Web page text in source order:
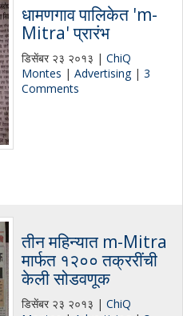
धामणगाव पालिकेत 'm-
Mitra' प्रारंभ
डिसेंबर २३ २०१३ | ChiQ
Montes | Advertising| 3
Comments
तीन महिन्यात m-Mitra
मार्फत १२०० तक्ररींची
केली सोडवणूक
डिसेंबर २३ २०१३ | ChiQ